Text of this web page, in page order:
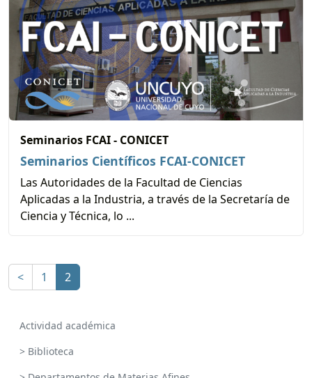
Seminarios FCAI - CONICET
Seminarios Científicos FCAI-CONICET
Las Autoridades de la Facultad de Ciencias
Aplicadas a la Industria, a través de la Secretaría de
Ciencia y Técnica, lo ...
< 1 2
Actividad académica
> Biblioteca